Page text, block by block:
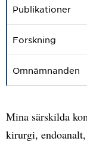
Publikationer
Forskning
Omnämnanden
Mina särskilda
kirurgi,